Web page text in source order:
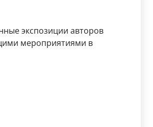
экспозиции авторов
мероприятиями в